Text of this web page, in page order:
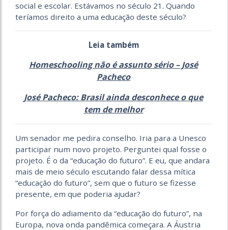
social e escolar. Estávamos no século 21. Quando
teríamos direito a uma educação deste século?
Leia também
Homeschooling não é assunto sério – José
Pacheco
José Pacheco: Brasil ainda desconhece o que
tem de melhor
Um senador me pedira conselho. Iria para a Unesco
participar num novo projeto. Perguntei qual fosse o
projeto. É o da “educação do futuro”. E eu, que andara
mais de meio século escutando falar dessa mítica
“educação do futuro”, sem que o futuro se fizesse
presente, em que poderia ajudar?
Por força do adiamento da “educação do futuro”, na
Europa, nova onda pandêmica começara. A Áustria